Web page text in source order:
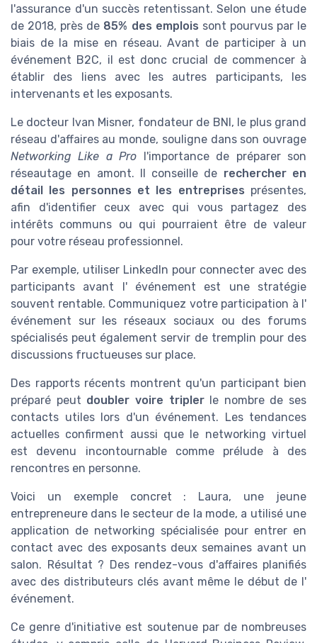
l'assurance d'un succès retentissant. Selon une étude
de 2018, près de 85% des emplois sont pourvus par le
biais de la mise en réseau. Avant de participer à un
événement B2C, il est donc crucial de commencer à
établir des liens avec les autres participants, les
intervenants et les exposants.
Le docteur Ivan Misner, fondateur de BNI, le plus grand
réseau d'affaires au monde, souligne dans son ouvrage
Networking Like a Pro l'importance de préparer son
réseautage en amont. Il conseille de rechercher en
détail les personnes et les entreprises présentes,
afin d'identifier ceux avec qui vous partagez des
intérêts communs ou qui pourraient être de valeur
pour votre réseau professionnel.
Par exemple, utiliser LinkedIn pour connecter avec des
participants avant l' événement est une stratégie
souvent rentable. Communiquez votre participation à l'
événement sur les réseaux sociaux ou des forums
spécialisés peut également servir de tremplin pour des
discussions fructueuses sur place.
Des rapports récents montrent qu'un participant bien
préparé peut doubler voire triplerle nombre de ses
contacts utiles lors d'un événement. Les tendances
actuelles confirment aussi que le networking virtuel
est devenu incontournable comme prélude à des
rencontres en personne.
Voici un exemple concret : Laura, une jeune
entrepreneure dans le secteur de la mode, a utilisé une
application de networking spécialisée pour entrer en
contact avec des exposants deux semaines avant un
salon. Résultat ? Des rendez-vous d'affaires planifiés
avec des distributeurs clés avant même le début de l'
événement.
Ce genre d'initiative est soutenue par de nombreuses